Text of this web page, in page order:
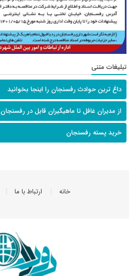
تبلیغات متنی
داغ ترین حوادث رفسنجان را اینجا بخوانید
از مدیران غافل تا ماهیگیران قابل در رفسنجان
خرید پسته رفسنجان
خانه ارتباط با ما